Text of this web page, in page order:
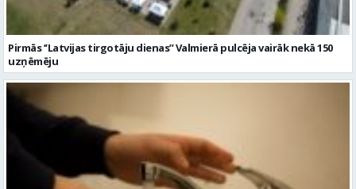
Pirmās ’’Latvijas tirgotāju dienas’’ Valmierā pulcēja vairāk nekā 150
uzņēmēju